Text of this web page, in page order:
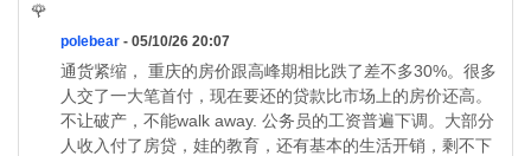
🌹
polebear - 05/10/26 20:07
通货紧缩， 重庆的房价跟高峰期相比跌了差不多30%。很多
人交了一大笔首付，现在要还的贷款比市场上的房价还高。
不让破产，不能walk away. 公务员的工资普遍下调。大部分
人收入付了房贷，娃的教育，还有基本的生活开销，剩不下